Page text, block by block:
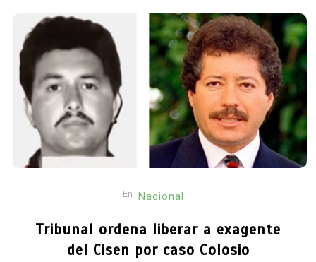
En Nacional
Tribunal ordena liberar a exagente
del Cisen por caso Colosio